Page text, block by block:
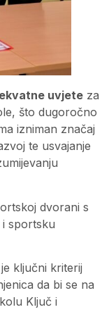
uvjete za
što dugoročno
izniman značaj
te usvajanje
dvorani s
sportsku
ključni kriterij
da bi se na
Ključ i